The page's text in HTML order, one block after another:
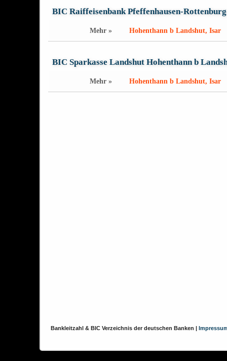
BIC Raiffeisenbank Pfeffenhausen-
Landshut, Isar – BLZ 74364689
Mehr » Hohenthann b Landshut, Isar
BIC Sparkasse Landshut Hohenthann b
Mehr » Hohenthann b Landshut, Isar
Bankleitzahl & BIC Verzeichnis der deutschen Banken |